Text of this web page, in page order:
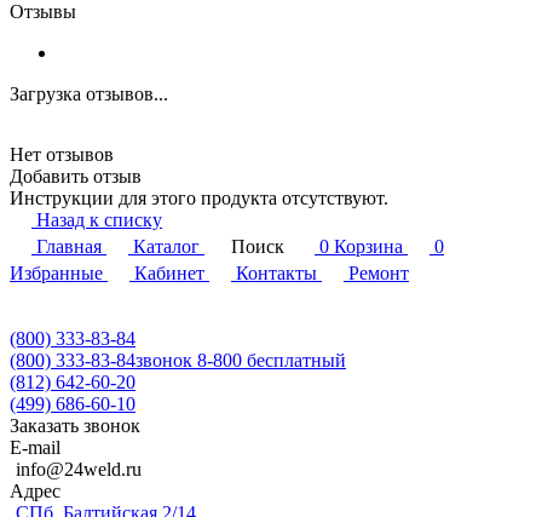
Отзывы
Загрузка отзывов...
Нет отзывов
Добавить отзыв
Инструкции для этого продукта отсутствуют.
Назад к списку
Главная
Каталог Поиск 0 Корзина
0
Избранные
Кабинет Контакты Ремонт
(800) 333-83-84
(800) 333-83-84звонок 8-800 бесплатный
(812) 642-60-20
(499) 686-60-10
Заказать звонок
E-mail
info@24weld.ru
Адрес